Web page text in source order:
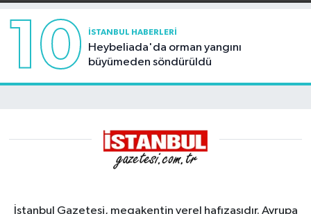
10 İSTANBUL HABERLERI
Heybeliada'da orman yangını
büyümeden söndürüldü
İstanbul Gazetesi, megakentin yerel hafızasıdır. Avrupa